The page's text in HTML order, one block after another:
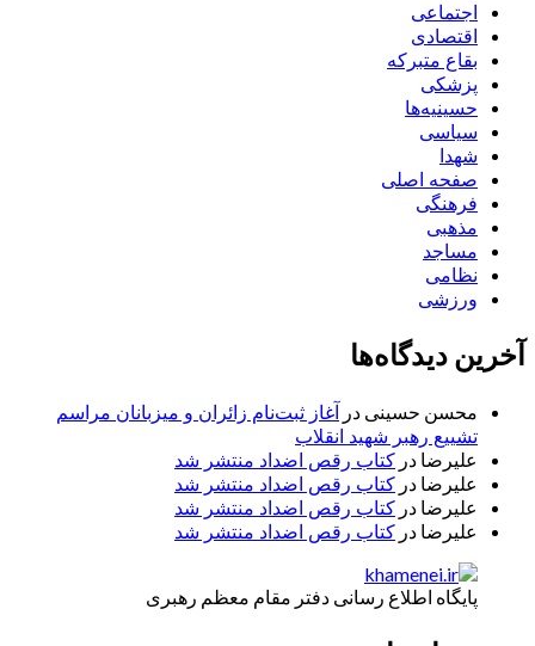
اجتماعی
اقتصادی
بقاع متبرکه
پزشکی
حسینیه‌ها
سیاسی
شهدا
صفحه اصلی
فرهنگی
مذهبی
مساجد
نظامی
ورزشی
آخرین دیدگاه‌ها
محسن حسینی در آغاز ثبت‌نام زائران و میزبانان مراسم
تشییع رهبر شهید انقلاب
علیرضا در کتاب رقص اضداد منتشر شد
علیرضا در کتاب رقص اضداد منتشر شد
علیرضا در کتاب رقص اضداد منتشر شد
علیرضا در کتاب رقص اضداد منتشر شد
پایگاه اطلاع رسانی دفتر مقام معظم رهبری